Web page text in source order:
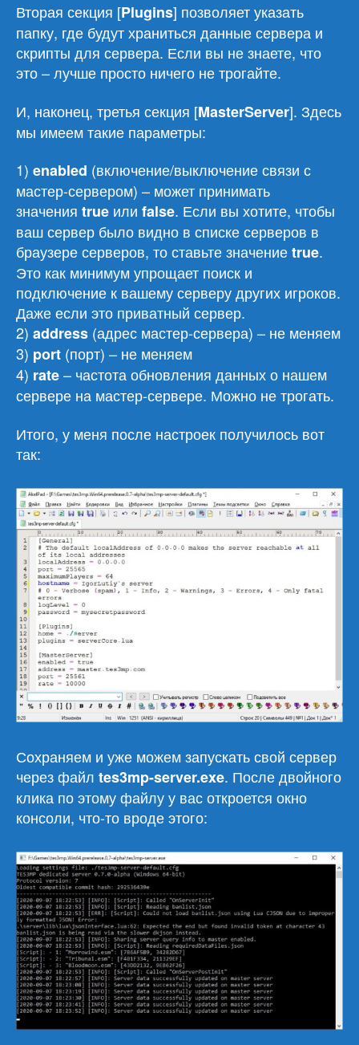
Вторая секция [Plugins] позволяет указать
папку, где будут храниться данные сервера и
скрипты для сервера. Если вы не знаете, что
это – лучше просто ничего не трогайте.
И, наконец, третья секция [MasterServer]. Здесь
мы имеем такие параметры:
1) enabled (включение/выключение связи с
мастер-сервером) – может принимать
значения true или false. Если вы хотите, чтобы
ваш сервер было видно в списке серверов в
браузере серверов, то ставьте значениеtrue.
Это как минимум упрощает поиск и
подключение к вашему серверу других игроков.
Даже если это приватный сервер.
2) address (адрес мастер-сервера) – не меняем
3) port (порт) – не меняем
4) rate– частота обновления данных о нашем
сервере на мастер-сервере. Можно не трогать.
Итого, у меня после настроек получилось вот
так:
Сохраняем и уже можем запускать свой сервер
через файл tes3mp-server.exe. После двойного
клика по этому файлу у вас откроется окно
консоли, что-то вроде этого: